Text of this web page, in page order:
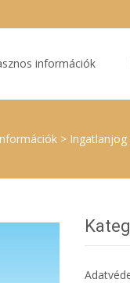
információk
> Ingatlanjog